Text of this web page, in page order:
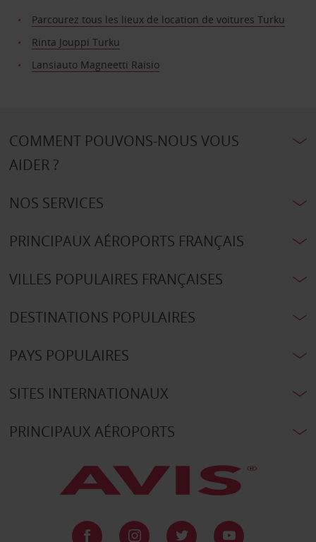
Parcourez tous les lieux de location de voitures Turku
Rinta Jouppi Turku
Lansiauto Magneetti Raisio
COMMENT POUVONS-NOUS VOUS
AIDER ?
NOS SERVICES
PRINCIPAUX AÉROPORTS FRANÇAIS
VILLES POPULAIRES FRANÇAISES
DESTINATIONS POPULAIRES
PAYS POPULAIRES
SITES INTERNATIONAUX
PRINCIPAUX AÉROPORTS